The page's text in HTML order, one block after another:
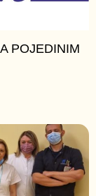
POJEDINIM